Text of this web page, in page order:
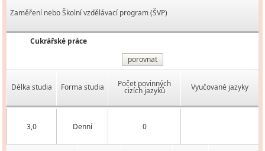
Zaměření nebo Školní vzdělávací program (ŠVP)
Cukrářské práce
porovnat
Délka studia Forma studia Počet povinných
cizích jazyků Vyučované jazyky
3,0 Denní 0